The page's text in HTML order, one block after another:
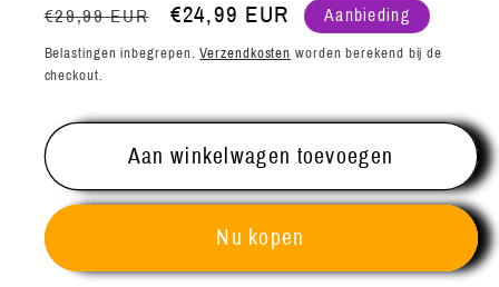
Ring
by
CalExotics
Ring
by
Normale
prijs
€29,99 EUR Aanbiedingsprijs
€24,99 EUR Aanbieding
Belastingen inbegrepen.Verzendkosten worden berekend bij de
checkout.
Aan winkelwagen toevoegen
Nu kopen